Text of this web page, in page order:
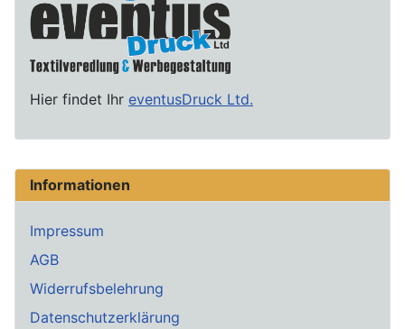
Informationen
Impressum
AGB
Widerrufsbelehrung
Datenschutzerklärung
Hier findet Ihr eventusDruck Ltd.